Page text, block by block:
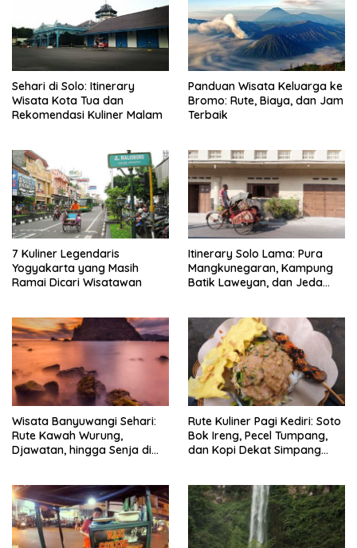
Sehari di Solo: Itinerary
Wisata Kota Tua dan
Rekomendasi Kuliner Malam
Panduan Wisata Keluarga ke
Bromo: Rute, Biaya, dan Jam
Terbaik
7 Kuliner Legendaris
Yogyakarta yang Masih
Ramai Dicari Wisatawan
Itinerary Solo Lama: Pura
Mangkunegaran, Kampung
Batik Laweyan, dan Jeda
Wisata Banyuwangi Sehari:
Rute Kawah Wurung,
Djawatan, hingga Senja di
Rute Kuliner Pagi Kediri: Soto
Bok Ireng, Pecel Tumpang,
dan Kopi Dekat Simpang